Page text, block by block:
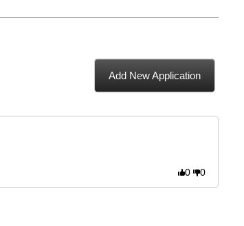
Add New Application
0 0